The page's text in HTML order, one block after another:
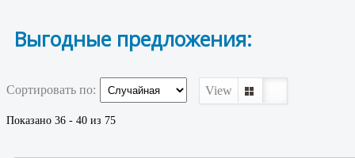
Выгодные предложения:
Сортировать по: View
Показано 36 - 40 из 75